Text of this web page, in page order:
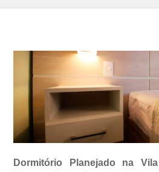
Dormitório Planejado na